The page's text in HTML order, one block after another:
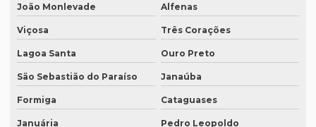
Empresa de tradução de patentes em porto alegre
Empresa de tradução profissional
Empresa tradução rio de janeiro
Empresa de tradução rj
Empresa de tradução em são paulo
João Monlevade Alfenas
Viçosa Três Corações
Lagoa Santa Ouro Preto
São Sebastião do Paraíso Janaúba
Formiga Cataguases
Januária Pedro Leopoldo